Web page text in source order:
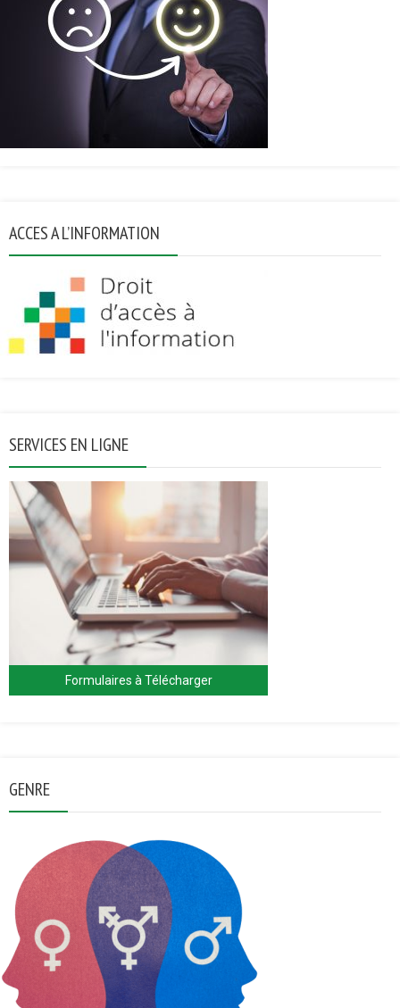
ACCES A L’INFORMATION
SERVICES EN LIGNE
Formulaires à Télécharger
GENRE